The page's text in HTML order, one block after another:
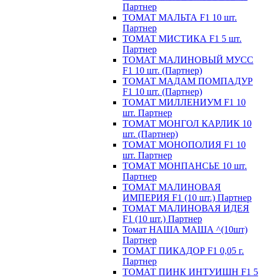
Партнер
ТОМАТ МАЛЬТА F1 10 шт.
Партнер
ТОМАТ МИСТИКА F1 5 шт.
Партнер
ТОМАТ МАЛИНОВЫЙ МУСС
F1 10 шт. (Партнер)
ТОМАТ МАДАМ ПОМПАДУР
F1 10 шт. (Партнер)
ТОМАТ МИЛЛЕНИУМ F1 10
шт. Партнер
ТОМАТ МОНГОЛ КАРЛИК 10
шт. (Партнер)
ТОМАТ МОНОПОЛИЯ F1 10
шт. Партнер
ТОМАТ МОНПАНСЬЕ 10 шт.
Партнер
ТОМАТ МАЛИНОВАЯ
ИМПЕРИЯ F1 (10 шт.) Партнер
ТОМАТ МАЛИНОВАЯ ИДЕЯ
F1 (10 шт.) Партнер
Томат НАША МАША ^(10шт)
Партнер
ТОМАТ ПИКАДОР F1 0,05 г.
Партнер
ТОМАТ ПИНК ИНТУИШН F1 5